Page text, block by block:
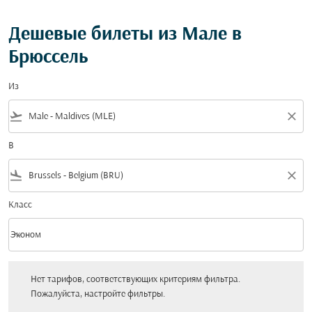
Дешевые билеты из Мале в
Брюссель
Из
flight_takeoff close
В
flight_land close
Класс
Класс option Эконом Selected
Эконом
keyboard_arrow_down
Нет тарифов, соответствующих критериям фильтра.
Пожалуйста, настройте фильтры.